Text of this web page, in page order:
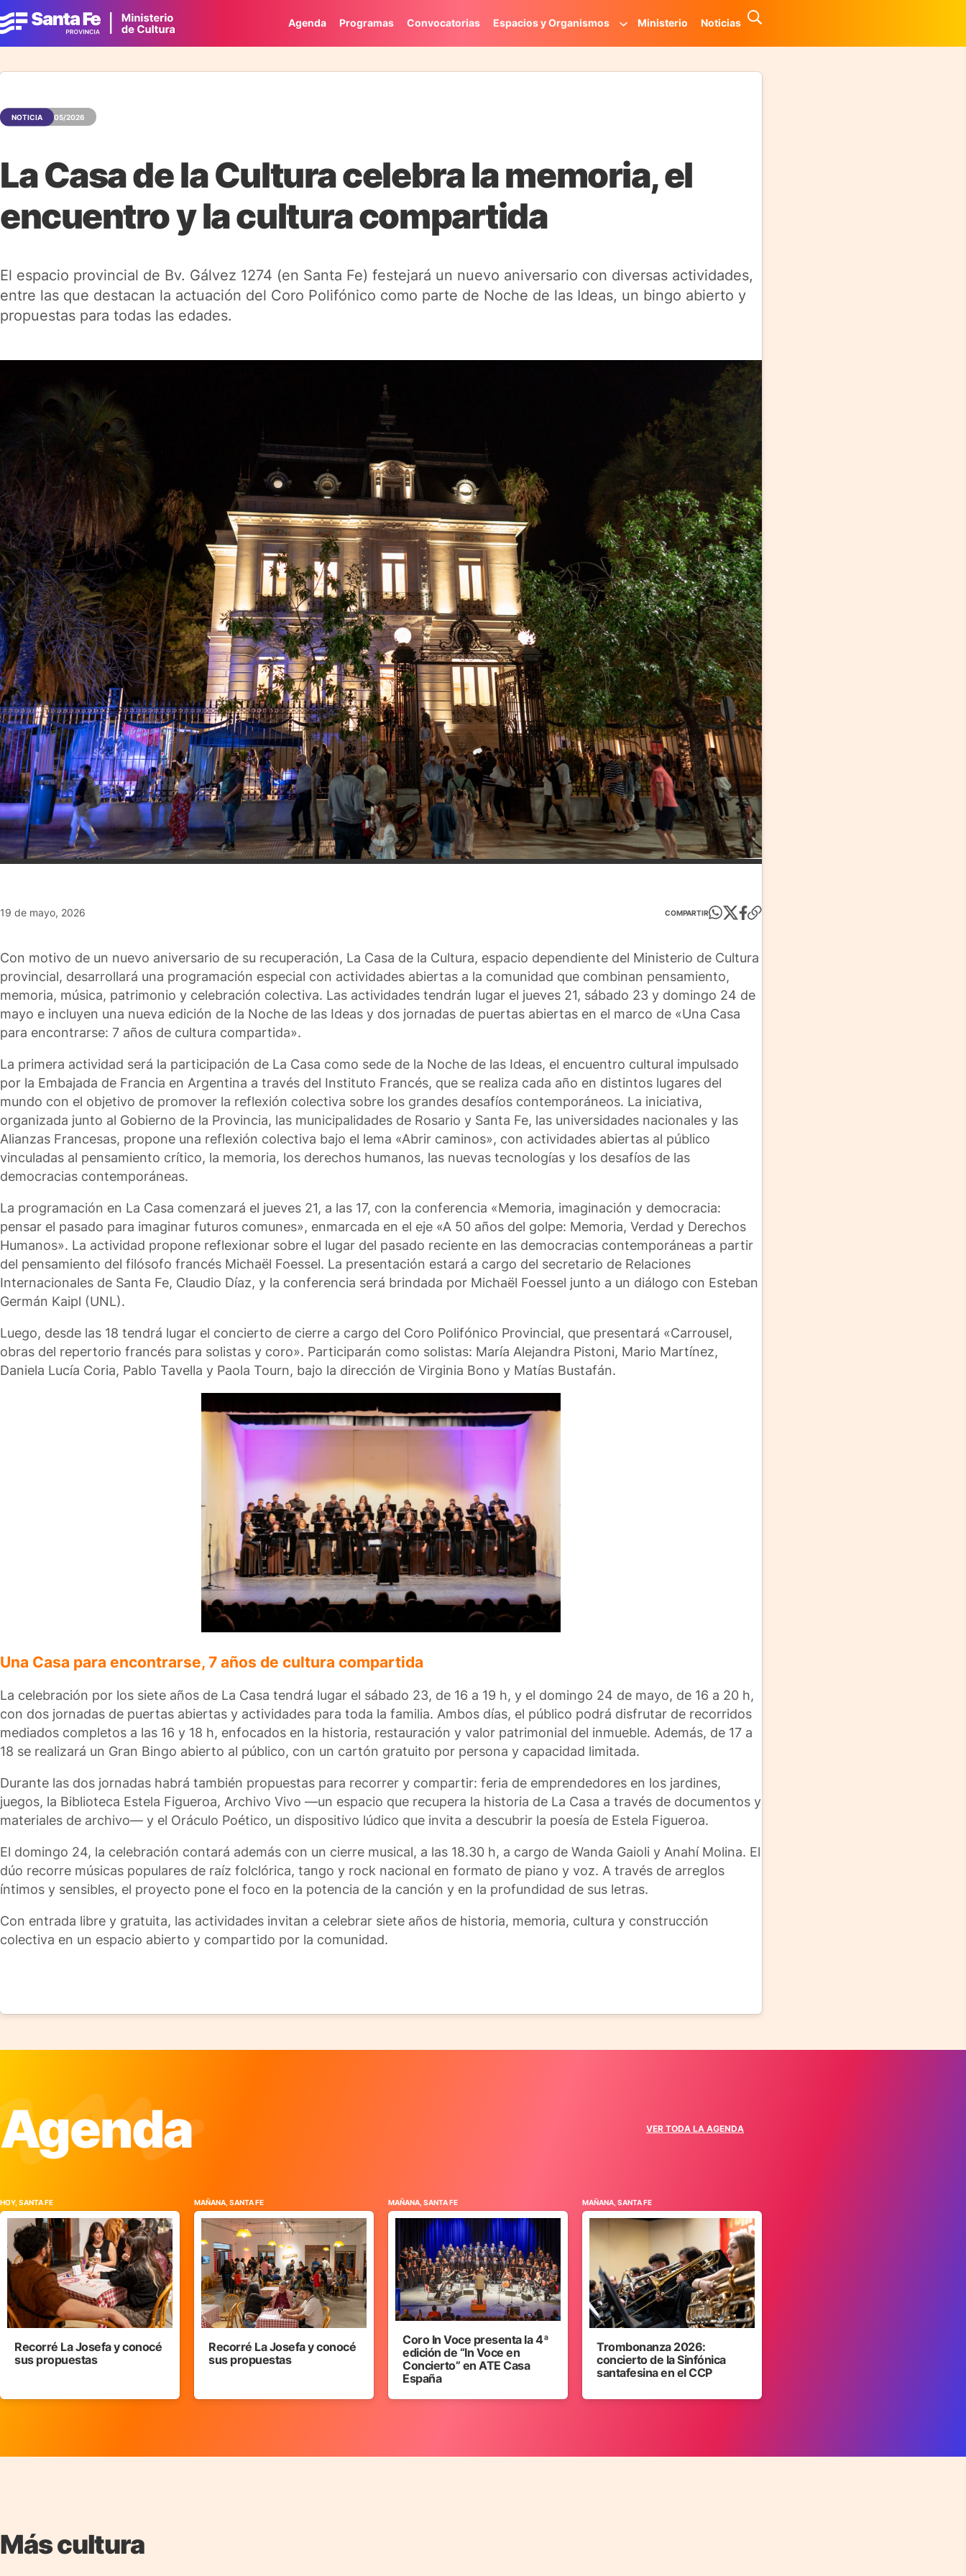
Agenda Programas Convocatorias Espacios y Organismos Ministerio Noticias
NOTICIA 19/05/2026
La Casa de la Cultura celebra la memoria, el
encuentro y la cultura compartida
El espacio provincial de Bv. Gálvez 1274 (en Santa Fe) festejará un nuevo aniversario con diversas actividades,
entre las que destacan la actuación del Coro Polifónico como parte de Noche de las Ideas, un bingo abierto y
propuestas para todas las edades.
19 de mayo, 2026 COMPARTIR
Con motivo de un nuevo aniversario de su recuperación, La Casa de la Cultura, espacio dependiente del Ministerio de Cultura
provincial, desarrollará una programación especial con actividades abiertas a la comunidad que combinan pensamiento,
memoria, música, patrimonio y celebración colectiva. Las actividades tendrán lugar el jueves 21, sábado 23 y domingo 24 de
mayo e incluyen una nueva edición de la Noche de las Ideas y dos jornadas de puertas abiertas en el marco de «Una Casa
para encontrarse: 7 años de cultura compartida».
La primera actividad será la participación de La Casa como sede de la Noche de las Ideas, el encuentro cultural impulsado
por la Embajada de Francia en Argentina a través del Instituto Francés, que se realiza cada año en distintos lugares del
mundo con el objetivo de promover la reflexión colectiva sobre los grandes desafíos contemporáneos. La iniciativa,
organizada junto al Gobierno de la Provincia, las municipalidades de Rosario y Santa Fe, las universidades nacionales y las
Alianzas Francesas, propone una reflexión colectiva bajo el lema «Abrir caminos», con actividades abiertas al público
vinculadas al pensamiento crítico, la memoria, los derechos humanos, las nuevas tecnologías y los desafíos de las
democracias contemporáneas.
La programación en La Casa comenzará el jueves 21, a las 17, con la conferencia «Memoria, imaginación y democracia:
pensar el pasado para imaginar futuros comunes», enmarcada en el eje «A 50 años del golpe: Memoria, Verdad y Derechos
Humanos». La actividad propone reflexionar sobre el lugar del pasado reciente en las democracias contemporáneas a partir
del pensamiento del filósofo francés Michaël Foessel. La presentación estará a cargo del secretario de Relaciones
Internacionales de Santa Fe, Claudio Díaz, y la conferencia será brindada por Michaël Foessel junto a un diálogo con Esteban
Germán Kaipl (UNL).
Luego, desde las 18 tendrá lugar el concierto de cierre a cargo del Coro Polifónico Provincial, que presentará «Carrousel,
obras del repertorio francés para solistas y coro». Participarán como solistas: María Alejandra Pistoni, Mario Martínez,
Daniela Lucía Coria, Pablo Tavella y Paola Tourn, bajo la dirección de Virginia Bono y Matías Bustafán.
Una Casa para encontrarse, 7 años de cultura compartida
La celebración por los siete años de La Casa tendrá lugar el sábado 23, de 16 a 19 h, y el domingo 24 de mayo, de 16 a 20 h,
con dos jornadas de puertas abiertas y actividades para toda la familia. Ambos días, el público podrá disfrutar de recorridos
mediados completos a las 16 y 18 h, enfocados en la historia, restauración y valor patrimonial del inmueble. Además, de 17 a
18 se realizará un Gran Bingo abierto al público, con un cartón gratuito por persona y capacidad limitada.
Durante las dos jornadas habrá también propuestas para recorrer y compartir: feria de emprendedores en los jardines,
juegos, la Biblioteca Estela Figueroa, Archivo Vivo —un espacio que recupera la historia de La Casa a través de documentos y
materiales de archivo— y el Oráculo Poético, un dispositivo lúdico que invita a descubrir la poesía de Estela Figueroa.
El domingo 24, la celebración contará además con un cierre musical, a las 18.30 h, a cargo de Wanda Gaioli y Anahí Molina. El
dúo recorre músicas populares de raíz folclórica, tango y rock nacional en formato de piano y voz. A través de arreglos
íntimos y sensibles, el proyecto pone el foco en la potencia de la canción y en la profundidad de sus letras.
Con entrada libre y gratuita, las actividades invitan a celebrar siete años de historia, memoria, cultura y construcción
colectiva en un espacio abierto y compartido por la comunidad.
Agenda VER TODA LA AGENDA
HOY, SANTA FE
Recorré La Josefa y conocé
sus propuestas
MAÑANA, SANTA FE
Recorré La Josefa y conocé
sus propuestas
MAÑANA, SANTA FE
Coro In Voce presenta la 4ª
edición de “In Voce en
Concierto” en ATE Casa
España
MAÑANA, SANTA FE
Trombonanza 2026:
concierto de la Sinfónica
santafesina en el CCP
Más cultura